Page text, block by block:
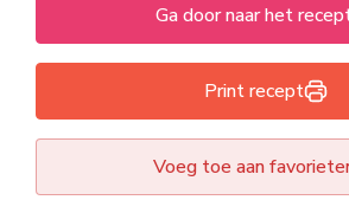
Ga door naar het
Print recept
Voeg toe aan